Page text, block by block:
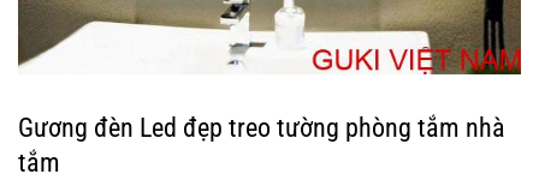
Gương đèn Led đẹp treo tường phòng tắm nhà
tắm